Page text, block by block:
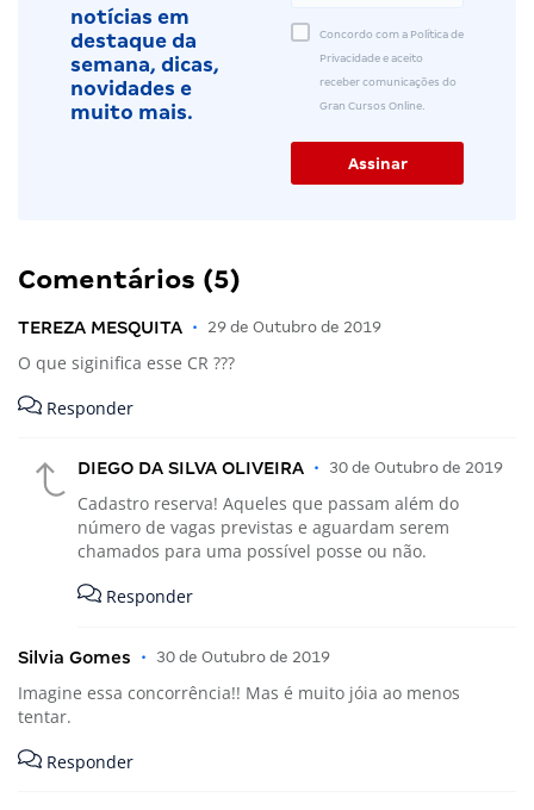
notícias em
destaque da
semana, dicas,
novidades e
muito mais.
Concordo com a Política de
Privacidade e aceito
receber comunicações do
Gran Cursos Online.
Comentários (5)
TEREZA MESQUITA • 29 de Outubro de 2019
O que siginifica esse CR ???
Responder
DIEGO DA SILVA OLIVEIRA • 30 de Outubro de 2019
Cadastro reserva! Aqueles que passam além do
número de vagas previstas e aguardam serem
chamados para uma possível posse ou não.
Responder
Silvia Gomes • 30 de Outubro de 2019
Imagine essa concorrência!! Mas é muito jóia ao menos
tentar.
Responder